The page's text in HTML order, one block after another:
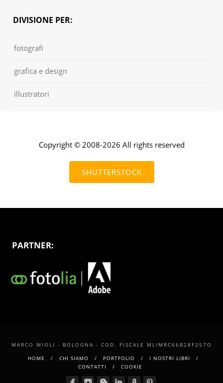
DIVISIONE PER:
fotografi
grafica e design
illustratori
Copyright © 2008-2026 All rights reserved
SHUTTERSTOCK
PARTNER:
MARCO MIOLI - BOLOGNA - COD. FISCALE MLIMRC66B28F257O
HOME
CHI SIAMO PORTFOLIO
I NOSTRI LIBRI
CONTATTI
COOKIE